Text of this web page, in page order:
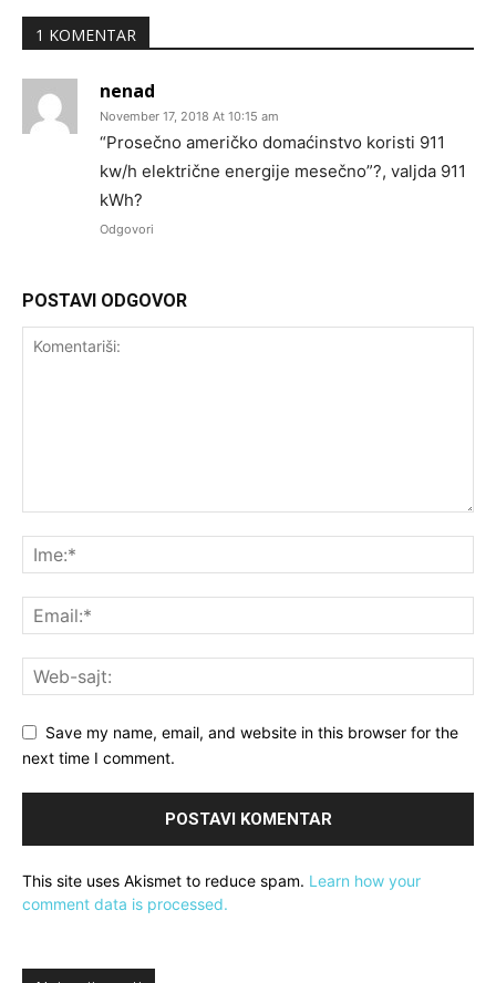
1 KOMENTAR
nenad
November 17, 2018 At 10:15 am
“Prosečno američko domaćinstvo koristi 911
kw/h električne energije mesečno”?, valjda 911
kWh?
Odgovori
POSTAVI ODGOVOR
Save my name, email, and website in this browser for the
next time I comment.
This site uses Akismet to reduce spam. Learn how your
comment data is processed.